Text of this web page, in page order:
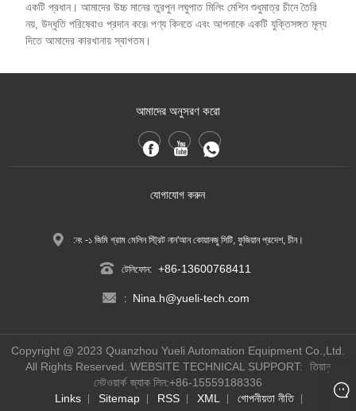
একটি প্রধান। আমাদের উচ্চ মানের তুরপুন লঘুপাত মিলিং মেশিন শুধুমাত্র চীনে তৈরি
নয়, উদ্ধৃতি পরিষেবাও প্রদান করে৷ পণ্য কিনতে এবং আপনাকে একটি যুক্তিসঙ্গত মূল্য
দিতে আমাদের কারখানায় স্বাগতম।
আমাদের অনুসরণ করো
যোগাযোগ করুন
:নং -১ জিমি গ্রাম মেলিন স্ট্রিট নান'আন কোয়ানজু সিটি, ফুজিয়ান প্রদেশ, চীন।
টেলিফোন: +86-13600768411
: Nina.h@yueli-tech.com
Copyright @ 2023 Quanzhou Yueli Automation Equipment Co.,Ltd.
All Rights Reserved. WEBSITE TECHNICAL SUPPORT:
তিয়ানু
নেটওয়ার্ক জ্যাক লিন:+86-15559188336
Links
| Sitemap | RSS | XML | গোপনীয়তা নীতি |